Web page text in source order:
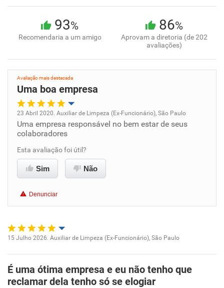
93%
Recomendaria a um amigo
86%
Aprovam a diretoria (de 202
avaliações)
Avaliação mais destacada
Uma boa empresa
Oportunidade de promoção
Ambiente de trabalho
Conciliação com a vida familiar
Recomenda esta empresa
Recomenda a diretoria
23 Abril 2020. Auxiliar de Limpeza (Ex-Funcionário), São Paulo
Uma empresa responsável no bem estar de seus
colaboradores
Esta avaliação foi útil?
Sim Não
Denunciar
Ambiente de trabalho
15 Julho 2026. Auxiliar de Limpeza (Ex-Funcionário), São Paulo
É uma ótima empresa e eu não tenho que
reclamar dela tenho só se elogiar